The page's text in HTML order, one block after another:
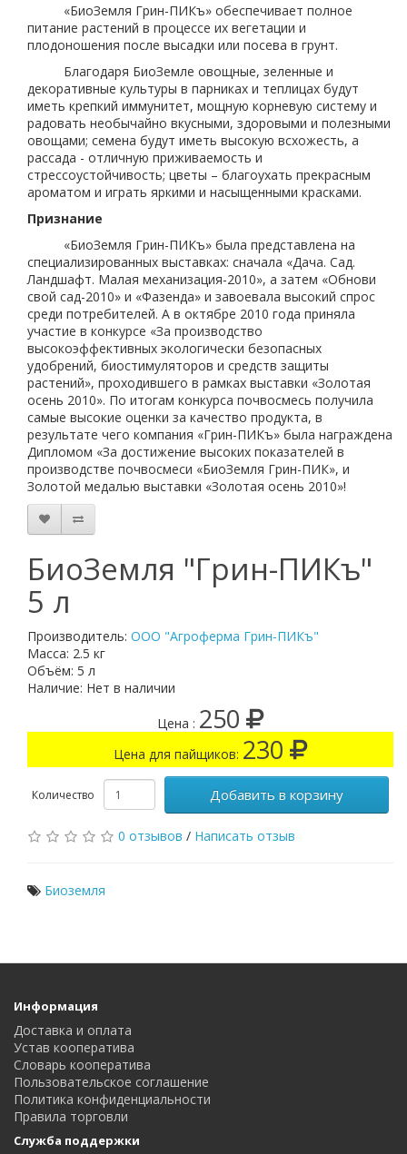
«БиоЗемля Грин-ПИКъ» обеспечивает полное
питание растений в процессе их вегетации и
плодоношения после высадки или посева в грунт.
Благодаря БиоЗемле овощные, зеленные и
декоративные культуры в парниках и теплицах будут
иметь крепкий иммунитет, мощную корневую систему и
радовать необычайно вкусными, здоровыми и полезными
овощами; семена будут иметь высокую всхожесть, а
рассада - отличную приживаемость и
стрессоустойчивость; цветы – благоухать прекрасным
ароматом и играть яркими и насыщенными красками.
Признание
«БиоЗемля Грин-ПИКъ» была представлена на
специализированных выставках: сначала «Дача. Сад.
Ландшафт. Малая механизация-2010», а затем «Обнови
свой сад-2010» и «Фазенда» и завоевала высокий спрос
среди потребителей. А в октябре 2010 года приняла
участие в конкурсе «За производство
высокоэффективных экологически безопасных
удобрений, биостимуляторов и средств защиты
растений», проходившего в рамках выставки «Золотая
осень 2010». По итогам конкурса почвосмесь получила
самые высокие оценки за качество продукта, в
результате чего компания «Грин-ПИКъ» была награждена
Дипломом «За достижение высоких показателей в
производстве почвосмеси «БиоЗемля Грин-ПИК», и
Золотой медалью выставки «Золотая осень 2010»!
БиоЗемля "Грин-ПИКъ"
5 л
Производитель: ООО "Агроферма Грин-ПИКъ"
Масса: 2.5 кг
Объём: 5 л
Наличие: Нет в наличии
Цена : 250
Цена для пайщиков: 230
Количество Добавить в корзину
0 отзывов / Написать отзыв
Биоземля
Информация
Доставка и оплата
Устав кооператива
Словарь кооператива
Пользовательское соглашение
Политика конфиденциальности
Правила торговли
Служба поддержки